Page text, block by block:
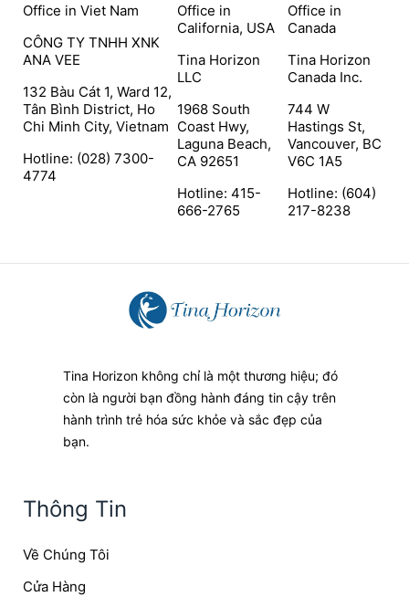
Office in Viet Nam
CÔNG TY TNHH XNK
ANA VEE
132 Bàu Cát 1, Ward 12,
Tân Bình District, Ho
Chi Minh City, Vietnam
Hotline: (028) 7300-
4774
Office in
California, USA
Tina Horizon
LLC
1968 South
Coast Hwy,
Laguna Beach,
CA 92651
Hotline: 415-
666-2765
Office in
Canada
Tina Horizon
Canada Inc.
744 W
Hastings St,
Vancouver, BC
V6C 1A5
Hotline: (604)
217-8238
Tina Horizon không chỉ là một thương hiệu; đó
còn là người bạn đồng hành đáng tin cậy trên
hành trình trẻ hóa sức khỏe và sắc đẹp của
bạn.
Thông Tin
Về Chúng Tôi
Cửa Hàng